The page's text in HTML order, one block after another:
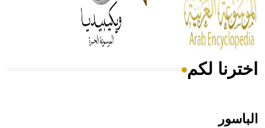
من مادة كربونات الكلسيوم، وهو أحمر أو شديد الحمرة وهو
أجود أنواعه، ويمتاز بكبر الحجم ويسمى الش
هل تعلم أن الأبسيد كلمة فرنسية اللفظ تم اعتمادها مصطلحاً
اخترنا لكم
الباسور